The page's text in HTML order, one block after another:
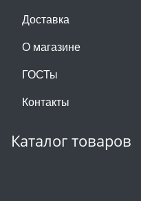
Доставка
О магазине
ГОСТы
Контакты
Каталог товаров